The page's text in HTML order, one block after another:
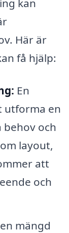
kan
Här är
få hjälp:
En
utforma en
behov och
layout,
att
och
mängd